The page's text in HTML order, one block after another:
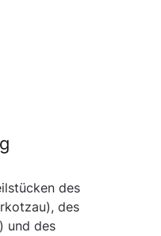
des
des
und des